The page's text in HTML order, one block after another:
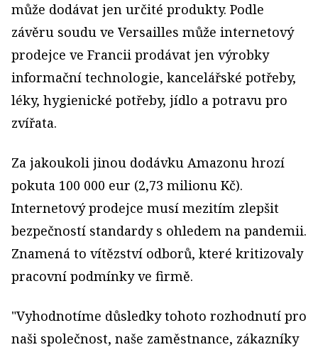
může dodávat jen určité produkty. Podle
závěru soudu ve Versailles může internetový
prodejce ve Francii prodávat jen výrobky
informační technologie, kancelářské potřeby,
léky, hygienické potřeby, jídlo a potravu pro
zvířata.
Za jakoukoli jinou dodávku Amazonu hrozí
pokuta 100 000 eur (2,73 milionu Kč).
Internetový prodejce musí mezitím zlepšit
bezpečností standardy s ohledem na pandemii.
Znamená to vítězství odborů, které kritizovaly
pracovní podmínky ve firmě.
"Vyhodnotíme důsledky tohoto rozhodnutí pro
naši společnost, naše zaměstnance, zákazníky